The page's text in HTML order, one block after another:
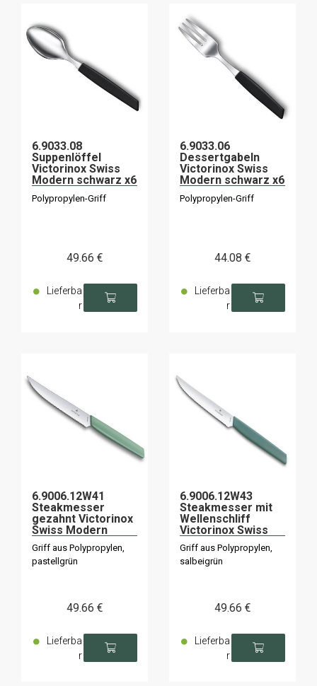
6.9033.08
Suppenlöffel
Victorinox Swiss
Modern schwarz x6
Polypropylen-Griff
49.66 €
Lieferba
r
6.9033.06
Dessertgabeln
Victorinox Swiss
Modern schwarz x6
Polypropylen-Griff
44.08 €
Lieferba
r
6.9006.12W41
Steakmesser
gezahnt Victorinox
Swiss Modern
12cm grün x6
Griff aus Polypropylen,
pastellgrün
49.66 €
Lieferba
r
6.9006.12W43
Steakmesser mit
Wellenschliff
Victorinox Swiss
Modern 12cm
Salbeigrün x6
Griff aus Polypropylen,
salbeigrün
49.66 €
Lieferba
r